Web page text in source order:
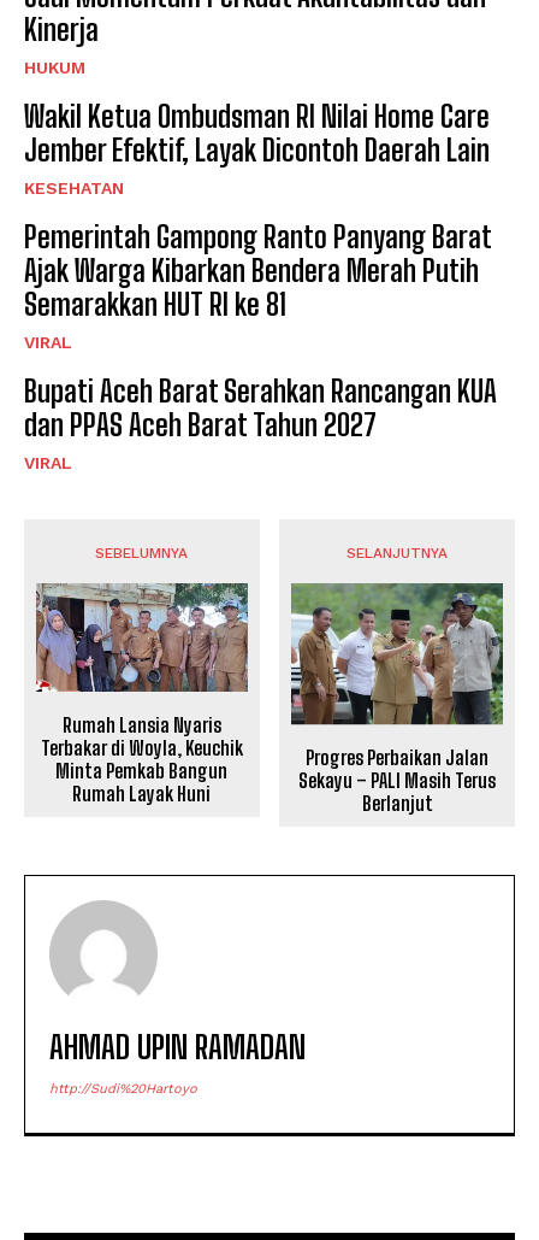
Kinerja
HUKUM
Wakil Ketua Ombudsman RI Nilai Home Care
Jember Efektif, Layak Dicontoh Daerah Lain
KESEHATAN
Pemerintah Gampong Ranto Panyang Barat
Ajak Warga Kibarkan Bendera Merah Putih
Semarakkan HUT RI ke 81
VIRAL
Bupati Aceh Barat Serahkan Rancangan KUA
dan PPAS Aceh Barat Tahun 2027
VIRAL
SEBELUMNYA
Rumah Lansia Nyaris
Terbakar di Woyla, Keuchik
Minta Pemkab Bangun
Rumah Layak Huni
SELANJUTNYA
Progres Perbaikan Jalan
Sekayu – PALI Masih Terus
Berlanjut
AHMAD UPIN RAMADAN
http://Sudi%20Hartoyo